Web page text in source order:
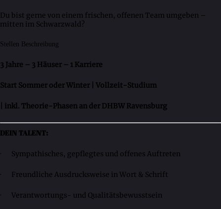
Du bist gerne von einem frischen, offenen Team umgeben –
mitten im Schwarzwald?
Stellen Beschreibung
3 Jahre – 3 Häuser – 1 Karriere
Start Sommer oder Winter | Vollzeit-Studium
| inkl. Theorie-Phasen an der DHBW Ravensburg
DEIN TALENT:
· Sympathisches, gepflegtes und offenes Auftreten
· Freundliche Ausdrucksweise in Wort & Schrift
· Verantwortungs- und Qualitätsbewusstsein